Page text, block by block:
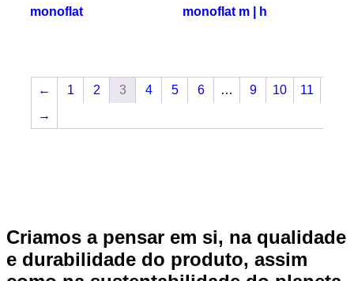
monoflat monoflat m | h
← 1 2 3 4 5 6 … 9 10
11
→
Criamos a pensar em si, na qualidade
e durabilidade do produto, assim